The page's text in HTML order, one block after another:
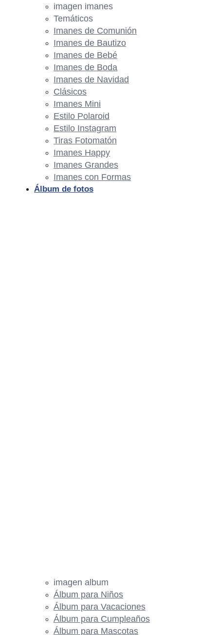
imagen imanes
Temáticos
Imanes de Comunión
Imanes de Bautizo
Imanes de Bebé
Imanes de Boda
Imanes de Navidad
Clásicos
Imanes Mini
Estilo Polaroid
Estilo Instagram
Tiras Fotomatón
Imanes Happy
Imanes Grandes
Imanes con Formas
Álbum de fotos
imagen album
Álbum para Niños
Álbum para Vacaciones
Álbum para Cumpleaños
Álbum para Mascotas